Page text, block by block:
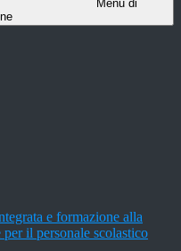
Menu di
e formazione alla
il personale scolastico